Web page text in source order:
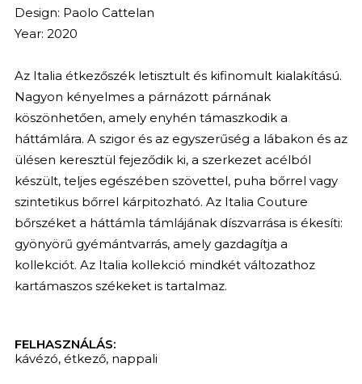
Design: Paolo Cattelan
Year: 2020
Az Italia étkezőszék letisztult és kifinomult kialakítású.
Nagyon kényelmes a párnázott párnának
köszönhetően, amely enyhén támaszkodik a
háttámlára. A szigor és az egyszerűség a lábakon és az
ülésen keresztül fejeződik ki, a szerkezet acélból
készült, teljes egészében szövettel, puha bőrrel vagy
szintetikus bőrrel kárpitozható. Az Italia Couture
bőrszéket a háttámla támlájának díszvarrása is ékesíti:
gyönyörű gyémántvarrás, amely gazdagítja a
kollekciót. Az Italia kollekció mindkét változathoz
kartámaszos székeket is tartalmaz.
FELHASZNÁLÁS:
kávézó, étkező, nappali